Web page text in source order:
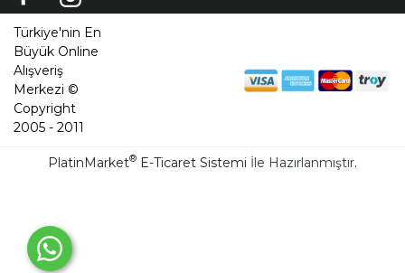
Türkiye'nin En
Büyük Online
Alışveriş
Merkezi ©
Copyright
2005 - 2011
PlatinMarket® E-Ticaret Sistemi İle Hazırlanmıştır.